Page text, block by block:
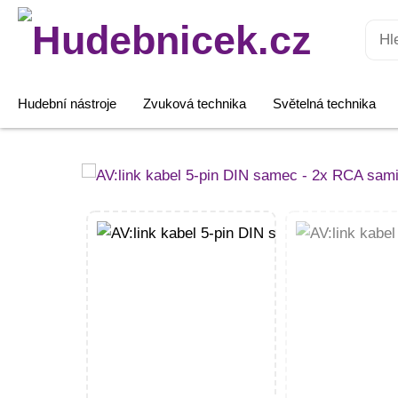
Hledat:
Hudební nástroje Zvuková technika Světelná technika
AV:link